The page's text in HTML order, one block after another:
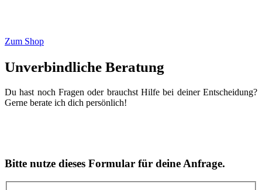
Zum Shop
Unverbindliche Beratung
Du hast noch Fragen oder brauchst Hilfe bei deiner Entscheidung?
Gerne berate ich dich persönlich!
Bitte nutze dieses Formular für deine Anfrage.